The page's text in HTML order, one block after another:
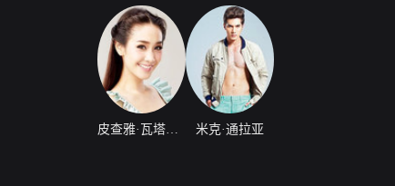
米克·通拉亚